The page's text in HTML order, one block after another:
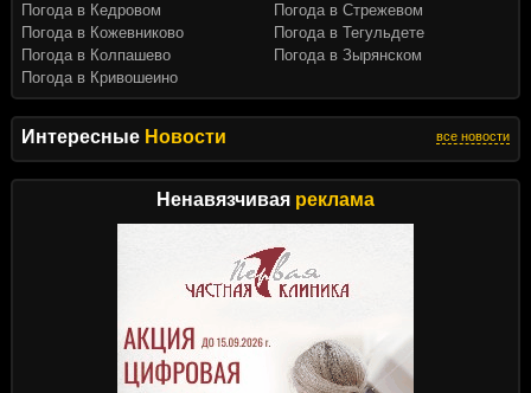
Интересные Новости все новости
Ненавязчивая реклама
Погода в Кедровом
Погода в Кожевниково
Погода в Колпашево
Погода в Кривошеино
Погода в Стрежевом
Погода в Тегульдете
Погода в Зырянском